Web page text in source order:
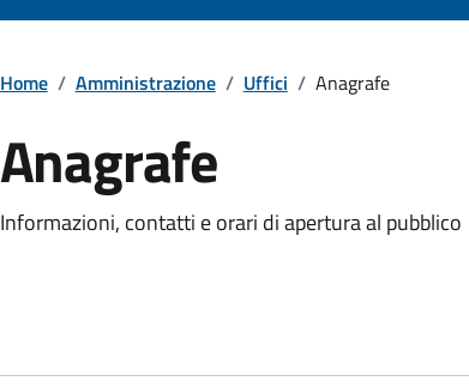
Home / Amministrazione / Uffici / Anagrafe
Anagrafe
Informazioni, contatti e orari di apertura al pubblico